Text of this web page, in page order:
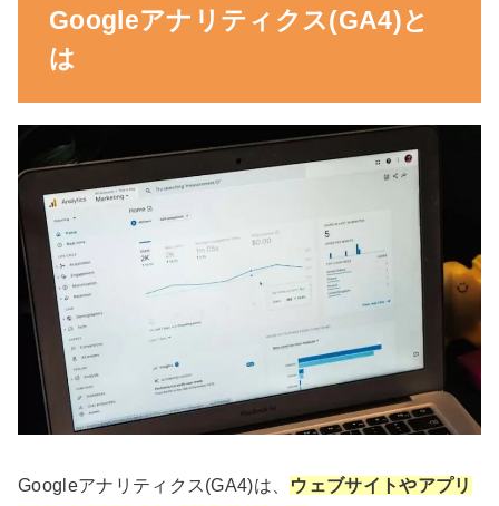
Googleアナリティクス(GA4)と
は
Googleアナリティクス(GA4)は、 ウェブサイトやアプリ